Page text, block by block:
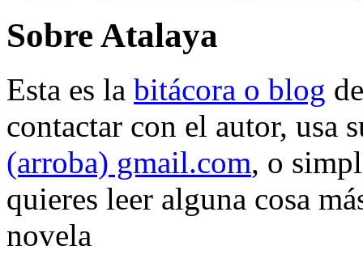
Sobre Atalaya
Esta es la bitácora o blog
contactar con el autor, usa
(arroba) gmail.com, o
quieres leer alguna cosa
novela